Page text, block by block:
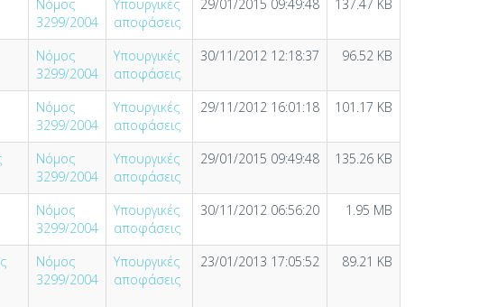
Νόμος
3299/2004
Υπουργικές
αποφάσεις
29/01/2015 09:49:48 137.47 KB
Νόμος
3299/2004
Υπουργικές
αποφάσεις
30/11/2012 12:18:37 96.52 KB
Νόμος
3299/2004
Υπουργικές
αποφάσεις
29/11/2012 16:01:18 101.17 KB
Νόμος
3299/2004
Υπουργικές
αποφάσεις
29/01/2015 09:49:48 135.26 KB
Νόμος
3299/2004
Υπουργικές
αποφάσεις
30/11/2012 06:56:20 1.95 MB
Νόμος
3299/2004
Υπουργικές
αποφάσεις
23/01/2013 17:05:52 89.21 KB